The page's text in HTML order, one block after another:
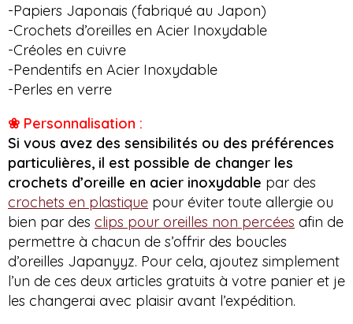
-Papiers Japonais (fabriqué au Japon)
-Crochets d’oreilles en Acier Inoxydable
-Créoles en cuivre
-Pendentifs en Acier Inoxydable
-Perles en verre
❀ Personnalisation :
Si vous avez des sensibilités ou des préférences
particulières, il est possible de changer les
crochets d’oreille en acier inoxydable par des
crochets en plastique pour éviter toute allergie ou
bien par des clips pour oreilles non percées afin de
permettre à chacun de s’offrir des boucles
d’oreilles Japanyyz. Pour cela, ajoutez simplement
l’un de ces deux articles gratuits à votre panier et je
les changerai avec plaisir avant l’expédition.